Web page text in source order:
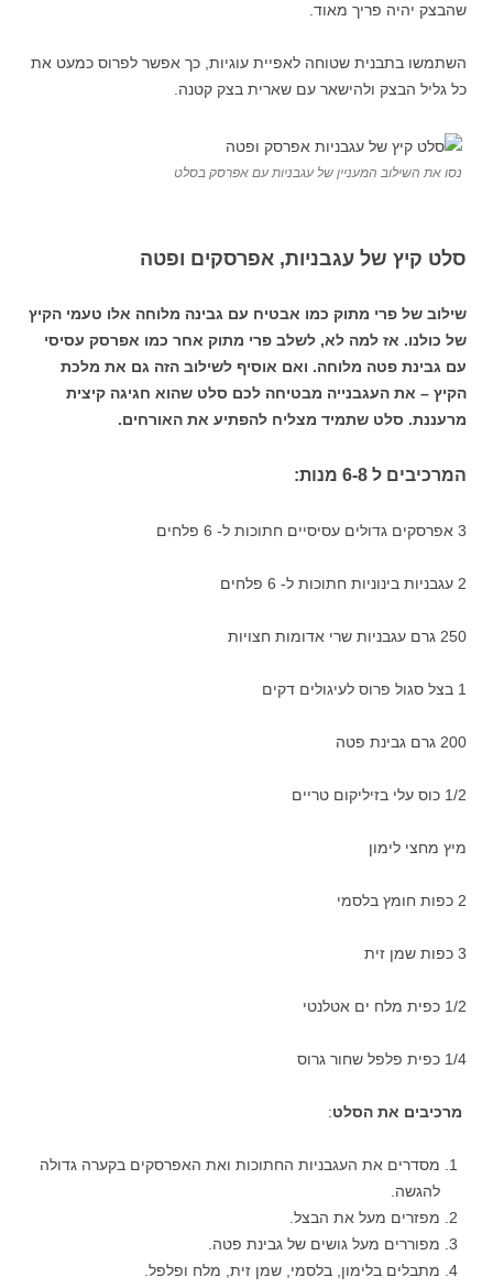
שהבצק יהיה פריך מאוד.
השתמשו בתבנית שטוחה לאפיית עוגיות, כך אפשר לפרוס כמעט את
כל גליל הבצק ולהישאר עם שארית בצק קטנה.
נסו את השילוב המעניין של עגבניות עם אפרסק בסלט
סלט קיץ של עגבניות, אפרסקים ופטה
שילוב של פרי מתוק כמו אבטיח עם גבינה מלוחה אלו טעמי הקיץ
של כולנו. אז למה לא, לשלב פרי מתוק אחר כמו אפרסק עסיסי
עם גבינת פטה מלוחה. ואם אוסיף לשילוב הזה גם את מלכת
הקיץ – את העגבנייה מבטיחה לכם סלט שהוא חגיגה קיצית
מרעננת. סלט שתמיד מצליח להפתיע את האורחים.
המרכיבים ל 6-8 מנות:
3 אפרסקים גדולים עסיסיים חתוכות ל- 6 פלחים
2 עגבניות בינוניות חתוכות ל- 6 פלחים
250 גרם עגבניות שרי אדומות חצויות
1 בצל סגול פרוס לעיגולים דקים
200 גרם גבינת פטה
1/2 כוס עלי בזיליקום טריים
מיץ מחצי לימון
2 כפות חומץ בלסמי
3 כפות שמן זית
1/2 כפית מלח ים אטלנטי
1/4 כפית פלפל שחור גרוס
מרכיבים את הסלט:
מסדרים את העגבניות החתוכות ואת האפרסקים בקערה גדולה
להגשה.
מפזרים מעל את הבצל.
מפוררים מעל גושים של גבינת פטה.
מתבלים בלימון, בלסמי, שמן זית, מלח ופלפל.